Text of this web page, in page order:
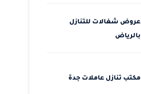
عروض شغالات للتنازل
بالرياض
مكتب تنازل عاملات جدة